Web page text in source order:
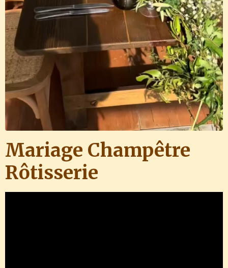
Mariage Champêtre
Rôtisserie